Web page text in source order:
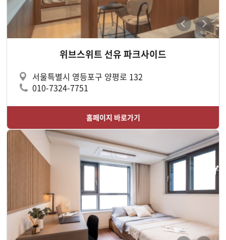
위브스위트 선유 파크사이드
서울특별시 영등포구 양평로 132
010-7324-7751
홈페이지 바로가기